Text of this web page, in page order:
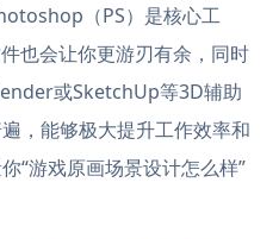
（PS）是核心工
也会让你更游刃有余，同时
或SketchUp等3D辅助
，能够极大提升工作效率和
“游戏原画场景设计怎么样”